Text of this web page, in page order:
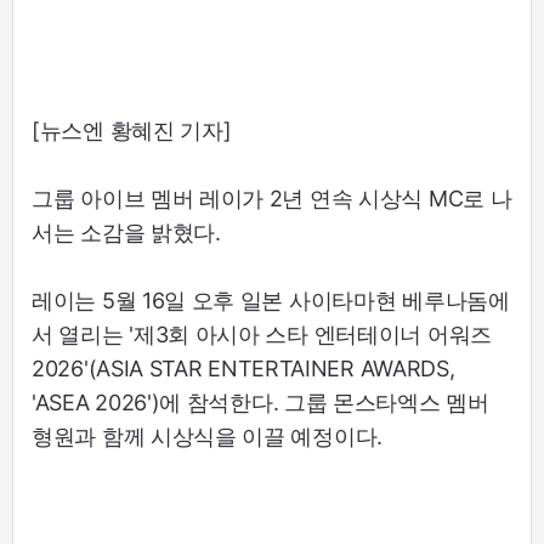
[뉴스엔 황혜진 기자]
그룹 아이브 멤버 레이가 2년 연속 시상식 MC로 나
서는 소감을 밝혔다.
레이는 5월 16일 오후 일본 사이타마현 베루나돔에
서 열리는 '제3회 아시아 스타 엔터테이너 어워즈
2026'(ASIA STAR ENTERTAINER AWARDS,
'ASEA 2026')에 참석한다. 그룹 몬스타엑스 멤버
형원과 함께 시상식을 이끌 예정이다.